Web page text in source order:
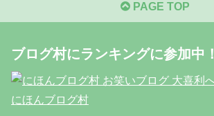
PAGE TOP
ブログ村にランキングに参加中！
にほんブログ村